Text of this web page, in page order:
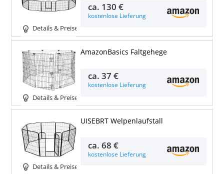
Details & Preise
ca. 130 €
kostenlose Lieferung
Details & Preise
AmazonBasics Faltgehege
ca.37 €
kostenlose Lieferung
Details & Preise
UISEBRT Welpenlaufstall
ca.68 €
kostenlose Lieferung